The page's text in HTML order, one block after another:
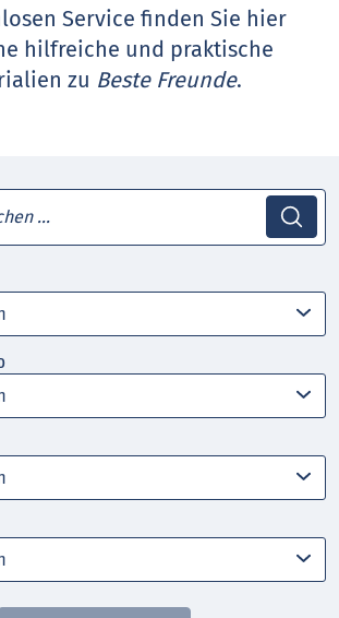
Service finden Sie hier
hilfreiche und praktische
zu Beste Freunde.